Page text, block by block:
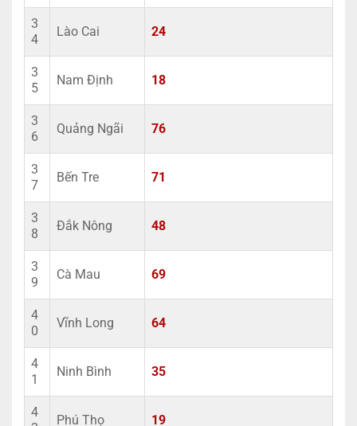
3
4
Lào Cai 24
3
5
Nam Định 18
3
6
Quảng Ngãi 76
3
7
Bến Tre 71
3
8
Đắk Nông 48
3
9
Cà Mau 69
4
0
Vĩnh Long 64
4
1
Ninh Bình 35
4
Phú Thọ 19